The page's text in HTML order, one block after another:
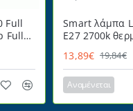
Full
Full
Smart λάμπα
E27 2700k
13,89€ 19,84€
Αναμένεται